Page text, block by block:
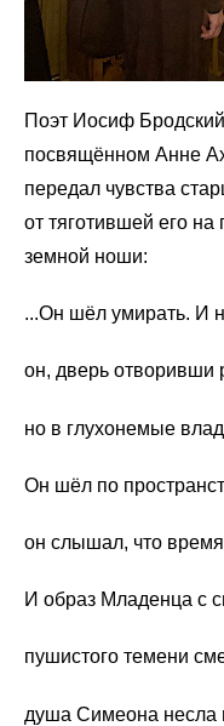
Поэт Иосиф
посвящённом Анне
передал чувства
от тяготившей его на
земной ноши:
...Он шёл умирать. И
он, дверь отворивши
но в глухонемые
Он шёл по
он слышал, что время
И образ Младенца с
пушистого темени
душа Симеона несла